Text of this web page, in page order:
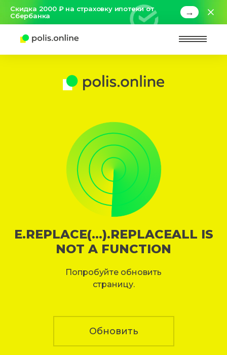
Скидка 2000 ₽ на страховку ипотеки от
Сбербанка
→
E.REPLACE(...).REPLACEALL IS
NOT A FUNCTION
Попробуйте обновить
страницу.
Обновить